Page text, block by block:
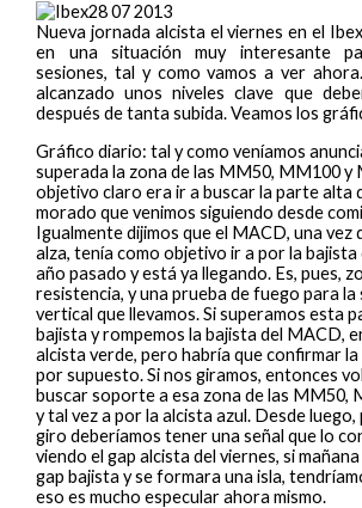
Nueva jornada alcista el viernes en el
en una situación muy interesante
sesiones, tal y como vamos a ver
alcanzado unos niveles clave que
después de tanta subida. Veamos los
Gráfico diario: tal y como veníamos
superada la zona de las MM50, MM100 y
objetivo claro era ir a buscar la parte alta
morado que venimos siguiendo desde
Igualmente dijimos que el MACD, una vez
alza, tenía como objetivo ir a por la bajista
año pasado y está ya llegando. Es, pues,
resistencia, y una prueba de fuego para la
vertical que llevamos. Si superamos esta
bajista y rompemos la bajista del MACD,
alcista verde, pero habría que confirmar
por supuesto. Si nos giramos, entonces
buscar soporte a esa zona de las MM50,
y tal vez a por la alcista azul. Desde luego,
giro deberíamos tener una señal que lo
viendo el gap alcista del viernes, si
gap bajista y se formara una isla,
eso es mucho especular ahora mismo.